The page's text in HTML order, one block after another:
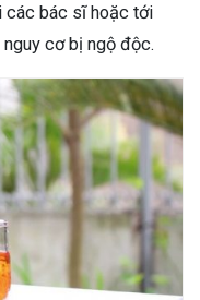
các bác sĩ hoặc tới
cơ bị ngộ độc.